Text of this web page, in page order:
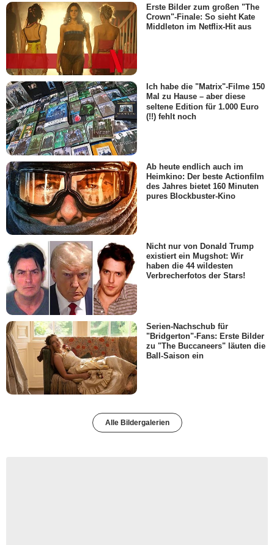
Erste Bilder zum großen "The
Crown"-Finale: So sieht Kate
Middleton im Netflix-Hit aus
Ich habe die "Matrix"-Filme 150
Mal zu Hause – aber diese
seltene Edition für 1.000 Euro
(!!) fehlt noch
Ab heute endlich auch im
Heimkino: Der beste Actionfilm
des Jahres bietet 160 Minuten
pures Blockbuster-Kino
Nicht nur von Donald Trump
existiert ein Mugshot: Wir
haben die 44 wildesten
Verbrecherfotos der Stars!
Serien-Nachschub für
"Bridgerton"-Fans: Erste Bilder
zu "The Buccaneers" läuten die
Ball-Saison ein
Alle Bildergalerien